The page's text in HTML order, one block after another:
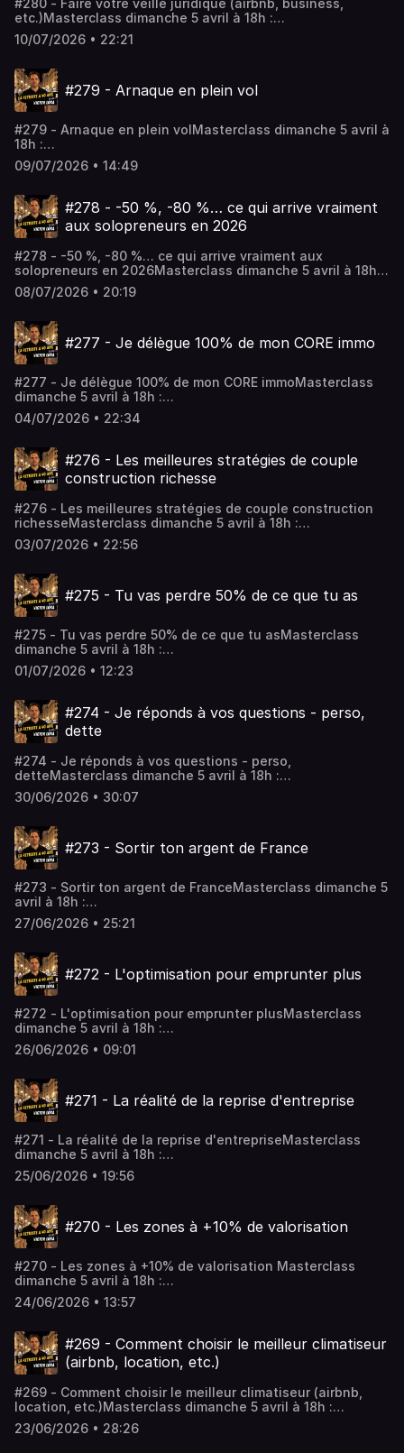
#280 - Faire votre veille juridique (airbnb, business,
etc.)Masterclass dimanche 5 avril à 18h :
https://www.fireclub.training/
a09213a1-2Rejoindre le coaching :
workshops : https://firefrance.substack.comHébergé par
Audiomeans. Visitez audiomeans.fr/politique-de-
confidentialite pour plus d'informations.
10/07/2026 • 22:21
#279 - Arnaque en plein vol
#279 - Arnaque en plein volMasterclass dimanche 5 avril à
18h :
https://www.fireclub.training/
a09213a1-2Rejoindre le coaching :
workshops : https://firefrance.substack.comHébergé par
Audiomeans. Visitez audiomeans.fr/politique-de-
confidentialite pour plus d'informations.
09/07/2026 • 14:49
#278 - -50 %, -80 %… ce qui arrive vraiment
aux solopreneurs en 2026
#278 - -50 %, -80 %… ce qui arrive vraiment aux
solopreneurs en 2026Masterclass dimanche 5 avril à 18h :
https://www.fireclub.training/
a09213a1-2Rejoindre le coaching :
workshops : https://firefrance.substack.comHébergé par
Audiomeans. Visitez audiomeans.fr/politique-de-
confidentialite pour plus d'informations.
08/07/2026 • 20:19
#277 - Je délègue 100% de mon CORE immo
#277 - Je délègue 100% de mon CORE immoMasterclass
dimanche 5 avril à 18h :
https://www.fireclub.training/
a09213a1-2Rejoindre le coaching :
workshops : https://firefrance.substack.comHébergé par
Audiomeans. Visitez audiomeans.fr/politique-de-
confidentialite pour plus d'informations.
04/07/2026 • 22:34
#276 - Les meilleures stratégies de couple
construction richesse
#276 - Les meilleures stratégies de couple construction
richesseMasterclass dimanche 5 avril à 18h :
https://www.fireclub.training/
a09213a1-2Rejoindre le coaching :
workshops : https://firefrance.substack.comHébergé par
Audiomeans. Visitez audiomeans.fr/politique-de-
confidentialite pour plus d'informations.
03/07/2026 • 22:56
#275 - Tu vas perdre 50% de ce que tu as
#275 - Tu vas perdre 50% de ce que tu asMasterclass
dimanche 5 avril à 18h :
https://www.fireclub.training/
a09213a1-2Rejoindre le coaching :
workshops : https://firefrance.substack.comHébergé par
Audiomeans. Visitez audiomeans.fr/politique-de-
confidentialite pour plus d'informations.
01/07/2026 • 12:23
#274 - Je réponds à vos questions - perso,
dette
#274 - Je réponds à vos questions - perso,
detteMasterclass dimanche 5 avril à 18h :
https://www.fireclub.training/
a09213a1-2Rejoindre le coaching :
workshops : https://firefrance.substack.comHébergé par
Audiomeans. Visitez audiomeans.fr/politique-de-
confidentialite pour plus d'informations.
30/06/2026 • 30:07
#273 - Sortir ton argent de France
#273 - Sortir ton argent de FranceMasterclass dimanche 5
avril à 18h :
https://www.fireclub.training/
a09213a1-2Rejoindre le coaching :
workshops : https://firefrance.substack.comHébergé par
Audiomeans. Visitez audiomeans.fr/politique-de-
confidentialite pour plus d'informations.
27/06/2026 • 25:21
#272 - L'optimisation pour emprunter plus
#272 - L'optimisation pour emprunter plusMasterclass
dimanche 5 avril à 18h :
https://www.fireclub.training/
a09213a1-2Rejoindre le coaching :
workshops : https://firefrance.substack.comHébergé par
Audiomeans. Visitez audiomeans.fr/politique-de-
confidentialite pour plus d'informations.
26/06/2026 • 09:01
#271 - La réalité de la reprise d'entreprise
#271 - La réalité de la reprise d'entrepriseMasterclass
dimanche 5 avril à 18h :
https://www.fireclub.training/
a09213a1-2Rejoindre le coaching :
workshops : https://firefrance.substack.comHébergé par
Audiomeans. Visitez audiomeans.fr/politique-de-
confidentialite pour plus d'informations.
25/06/2026 • 19:56
#270 - Les zones à +10% de valorisation
#270 - Les zones à +10% de valorisation Masterclass
dimanche 5 avril à 18h :
https://www.fireclub.training/
a09213a1-2Rejoindre le coaching :
workshops : https://firefrance.substack.comHébergé par
Audiomeans. Visitez audiomeans.fr/politique-de-
confidentialite pour plus d'informations.
24/06/2026 • 13:57
#269 - Comment choisir le meilleur climatiseur
(airbnb, location, etc.)
#269 - Comment choisir le meilleur climatiseur (airbnb,
location, etc.)Masterclass dimanche 5 avril à 18h :
https://www.fireclub.training/
a09213a1-2Rejoindre le coaching :
23/06/2026 • 28:26